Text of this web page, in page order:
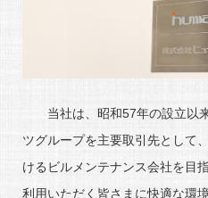
当社は、昭和57年の設立以
ツグループを主要取引先として
けるビルメンテナンス会社を目
利用いただく皆さまに快適な環